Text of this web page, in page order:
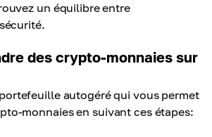
un équilibre entre
des crypto-monnaies sur
autogéré qui vous permet
monnaies en suivant ces étapes: